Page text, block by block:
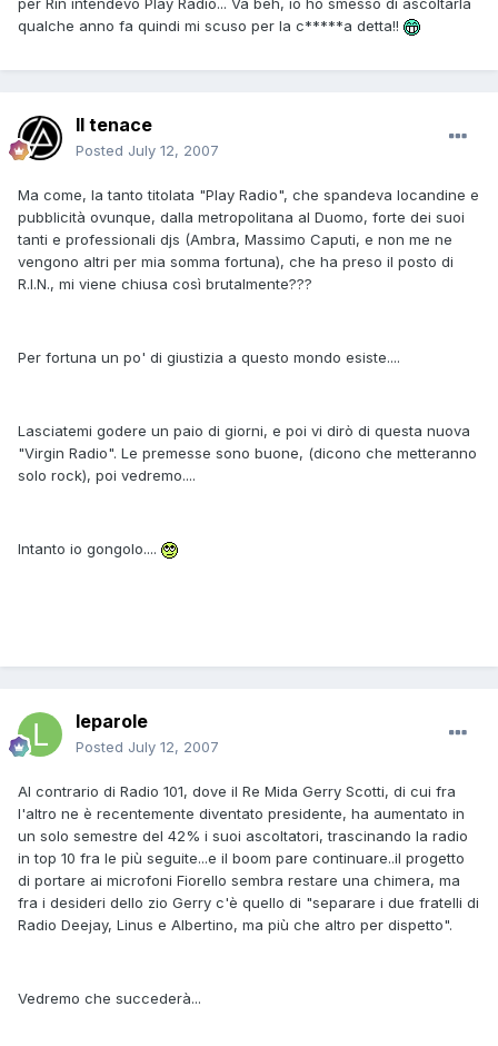
per Rin intendevo Play Radio... Va beh, io ho smesso di ascoltarla
qualche anno fa quindi mi scuso per la c*****a detta!!
Il tenace
Posted July 12, 2007
Ma come, la tanto titolata "Play Radio", che spandeva locandine e
pubblicità ovunque, dalla metropolitana al Duomo, forte dei suoi
tanti e professionali djs (Ambra, Massimo Caputi, e non me ne
vengono altri per mia somma fortuna), che ha preso il posto di
R.I.N., mi viene chiusa così brutalmente???
Per fortuna un po' di giustizia a questo mondo esiste....
Lasciatemi godere un paio di giorni, e poi vi dirò di questa nuova
"Virgin Radio". Le premesse sono buone, (dicono che metteranno
solo rock), poi vedremo....
Intanto io gongolo....
leparole
Posted July 12, 2007
Al contrario di Radio 101, dove il Re Mida Gerry Scotti, di cui fra
l'altro ne è recentemente diventato presidente, ha aumentato in
un solo semestre del 42% i suoi ascoltatori, trascinando la radio
in top 10 fra le più seguite...e il boom pare continuare..il progetto
di portare ai microfoni Fiorello sembra restare una chimera, ma
fra i desideri dello zio Gerry c'è quello di "separare i due fratelli di
Radio Deejay, Linus e Albertino, ma più che altro per dispetto".
Vedremo che succederà...